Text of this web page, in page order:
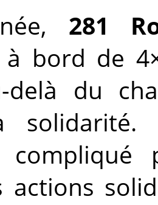
281
à bord de
delà du
solidarité.
actions